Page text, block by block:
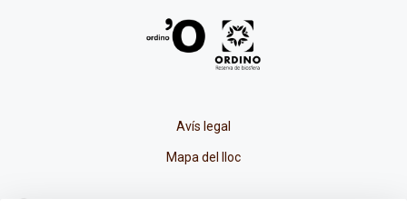
Avís legal
Mapa del lloc